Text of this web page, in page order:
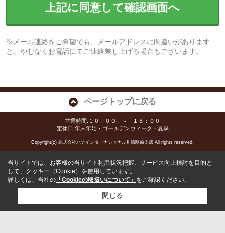
上記に同意して確認画面へ
※メール連絡をご希望でも、メールアドレスに間違いがあります
と、やむなくお電話にてご連絡差し上げる場合もございます。
ページトップに戻る
営業時間:１０：００ ～ １８：００
定休日:年末年始・ゴールデンウィーク・夏季
Copyright(c) 株式会社ハナインターナショナル川崎駅前支店 All rights reserved.
当サイトでは、お客様の当サイト利用状況把握、サービス向上検討を目的と
して、クッキー（Cookie）を使用しています。
詳しくは、当社の 「Cookieの取扱いについて」 をご確認ください。
閉じる